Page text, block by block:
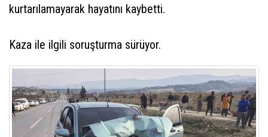
kurtarılamayarak hayatını kaybetti.
Kaza ile ilgili soruşturma sürüyor.